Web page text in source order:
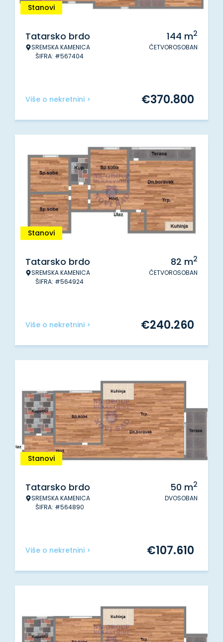
Stanovi
Tatarsko brdo
SREMSKA KAMENICA
ŠIFRA: #567404
144 m2
ČETVOROSOBAN
Više o nekretnini > €370.800
Stanovi
Tatarsko brdo
SREMSKA KAMENICA
ŠIFRA: #564924
82 m2
ČETVOROSOBAN
Više o nekretnini > €240.260
Stanovi
Tatarsko brdo
SREMSKA KAMENICA
ŠIFRA: #564890
50 m2
DVOSOBAN
Više o nekretnini > €107.610